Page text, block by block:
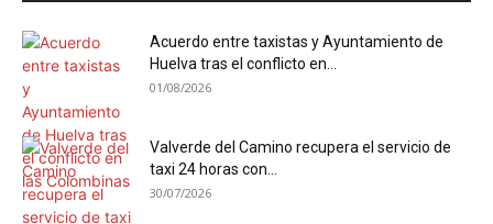
Acuerdo entre taxistas y Ayuntamiento de
Huelva tras el conflicto en...
01/08/2026
Valverde del Camino recupera el servicio de
taxi 24 horas con...
30/07/2026